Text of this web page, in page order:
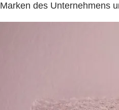
Marken des Unternehmens